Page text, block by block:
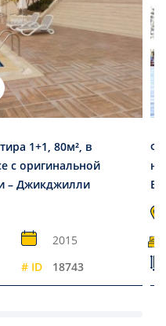
1+1, 80м², в
с оригинальной
– Джикджилли
2015
# ID 18743